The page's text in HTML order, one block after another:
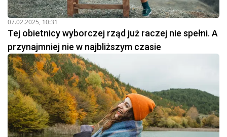
07.02.2025, 10:31
Tej obietnicy wyborczej rząd już raczej nie spełni. A
przynajmniej nie w najbliższym czasie